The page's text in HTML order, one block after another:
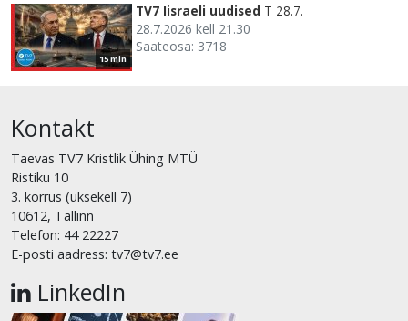
15 min
TV7 Iisraeli uudised T 28.7.
28.7.2026 kell 21.30
Saateosa: 3718
Kontakt
Taevas TV7 Kristlik Ühing MTÜ
Ristiku 10
3. korrus (uksekell 7)
10612, Tallinn
Telefon: 44 22227
E-posti aadress: tv7@tv7.ee
LinkedIn